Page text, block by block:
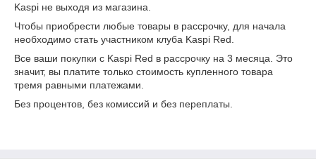
Kaspi не выходя из магазина.
Чтобы приобрести любые товары в рассрочку, для начала
необходимо стать участником клуба Kaspi Red.
Все ваши покупки с Kaspi Red в рассрочку на 3 месяца. Это
значит, вы платите только стоимость купленного товара
тремя равными платежами.
Без процентов, без комиссий и без переплаты.